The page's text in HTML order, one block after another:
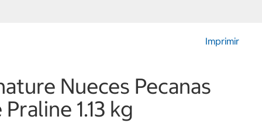
Imprimir
Nueces Pecanas
1.13 kg